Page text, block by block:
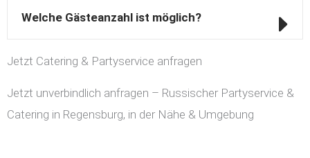
Welche Gästeanzahl ist möglich?
Jetzt Catering & Partyservice anfragen
Jetzt unverbindlich anfragen – Russischer Partyservice &
Catering in Regensburg, in der Nähe & Umgebung